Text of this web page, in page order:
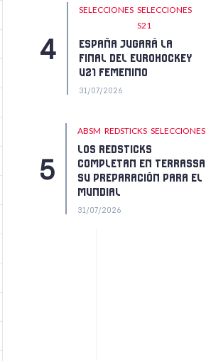
SELECCIONES SELECCIONES
S21
ESPAÑA JUGARÁ LA
FINAL DEL EUROHOCKEY
U21 FEMENINO
31/07/2026
ABSM REDSTICKS SELECCIONES
LOS REDSTICKS
COMPLETAN EN TERRASSA
SU PREPARACIÓN PARA EL
MUNDIAL
31/07/2026